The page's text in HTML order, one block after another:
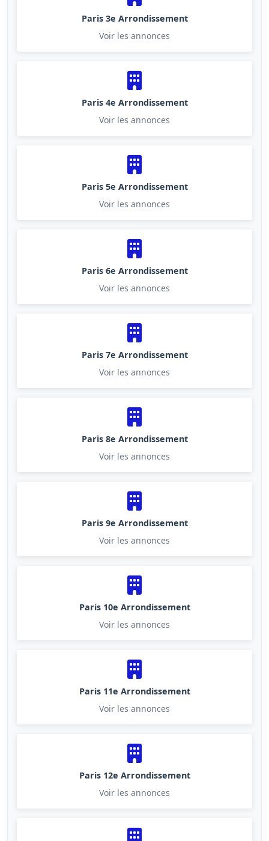
Paris 3e Arrondissement
Voir les annonces
Paris 4e Arrondissement
Voir les annonces
Paris 5e Arrondissement
Voir les annonces
Paris 6e Arrondissement
Voir les annonces
Paris 7e Arrondissement
Voir les annonces
Paris 8e Arrondissement
Voir les annonces
Paris 9e Arrondissement
Voir les annonces
Paris 10e Arrondissement
Voir les annonces
Paris 11e Arrondissement
Voir les annonces
Paris 12e Arrondissement
Voir les annonces